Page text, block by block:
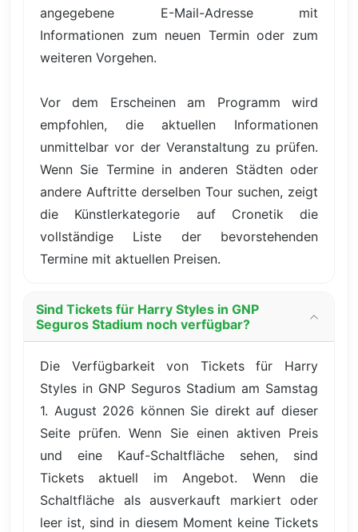
angegebene E-Mail-Adresse mit
Informationen zum neuen Termin oder zum
weiteren Vorgehen.
Vor dem Erscheinen am Programm wird
empfohlen, die aktuellen Informationen
unmittelbar vor der Veranstaltung zu prüfen.
Wenn Sie Termine in anderen Städten oder
andere Auftritte derselben Tour suchen, zeigt
die Künstlerkategorie auf Cronetik die
vollständige Liste der bevorstehenden
Termine mit aktuellen Preisen.
Sind Tickets für Harry Styles in GNP
Seguros Stadium noch verfügbar?
Die Verfügbarkeit von Tickets für Harry
Styles in GNP Seguros Stadium am Samstag
1. August 2026 können Sie direkt auf dieser
Seite prüfen. Wenn Sie einen aktiven Preis
und eine Kauf-Schaltfläche sehen, sind
Tickets aktuell im Angebot. Wenn die
Schaltfläche als ausverkauft markiert oder
leer ist, sind in diesem Moment keine Tickets